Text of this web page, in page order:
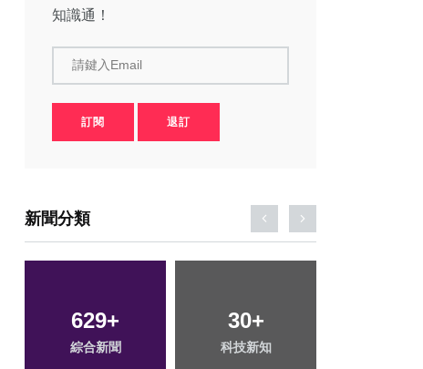
知識通！
請鍵入Email
訂閱 退訂
新聞分類
56+
宗教
64+
農業